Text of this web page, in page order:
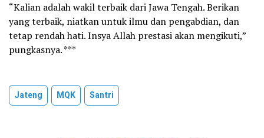
“Kalian adalah wakil terbaik dari Jawa Tengah. Berikan
yang terbaik, niatkan untuk ilmu dan pengabdian, dan
tetap rendah hati. Insya Allah prestasi akan mengikuti,”
pungkasnya. ***
Jateng MQK Santri